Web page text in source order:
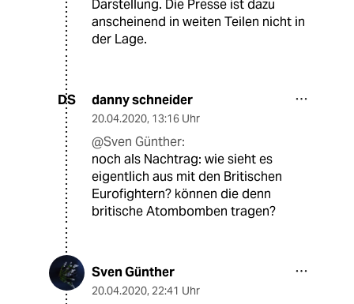
Darstellung. Die Presse ist dazu
anscheinend in weiten Teilen nicht in
der Lage.
DS danny schneider
20.04.2020, 13:16 Uhr
@Sven Günther:
noch als Nachtrag: wie sieht es
eigentlich aus mit den Britischen
Eurofightern? können die denn
britische Atombomben tragen?
Sven Günther
20.04.2020, 22:41 Uhr